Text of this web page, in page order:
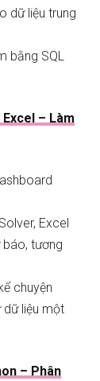
dữ liệu trung
bằng SQL
– Làm
Excel
tương
chuyện
dữ liệu một
– Phân